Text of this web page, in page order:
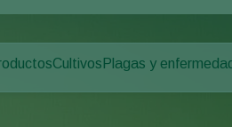
Cultivos Plagas y